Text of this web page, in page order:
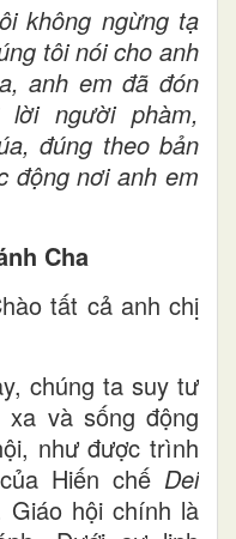
không ngừng tạ
tôi nói cho anh
anh em đã đón
người phàm,
đúng theo bản
động nơi anh em
Cha
tất cả anh chị
chúng ta suy tư
và sống động
như được trình
Hiến chế Dei
Giáo hội chính là